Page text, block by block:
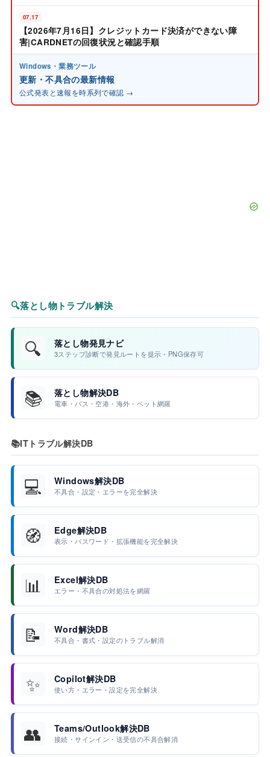
07.17
【2026年7月16日】クレジットカード決済ができない障
害|CARDNETの回復状況と確認手順
Windows・業務ツール
更新・不具合の最新情報
公式発表と速報を時系列で確認 →
🔍落とし物トラブル解決
🔍 落とし物発見ナビ
3ステップ診断で発見ルートを提示・PNG保存可
📚 落とし物解決DB
電車・バス・空港・海外・ペット網羅
📚ITトラブル解決DB
💻 Windows解決DB
不具合・設定・エラーを完全解決
🧭 Edge解決DB
表示・パスワード・拡張機能を完全解決
📊 Excel解決DB
エラー・不具合の対処法を網羅
📝 Word解決DB
不具合・書式・設定のトラブル解消
✨ Copilot解決DB
使い方・エラー・設定を完全解決
👥 Teams/Outlook解決DB
接続・サインイン・送受信の不具合解消